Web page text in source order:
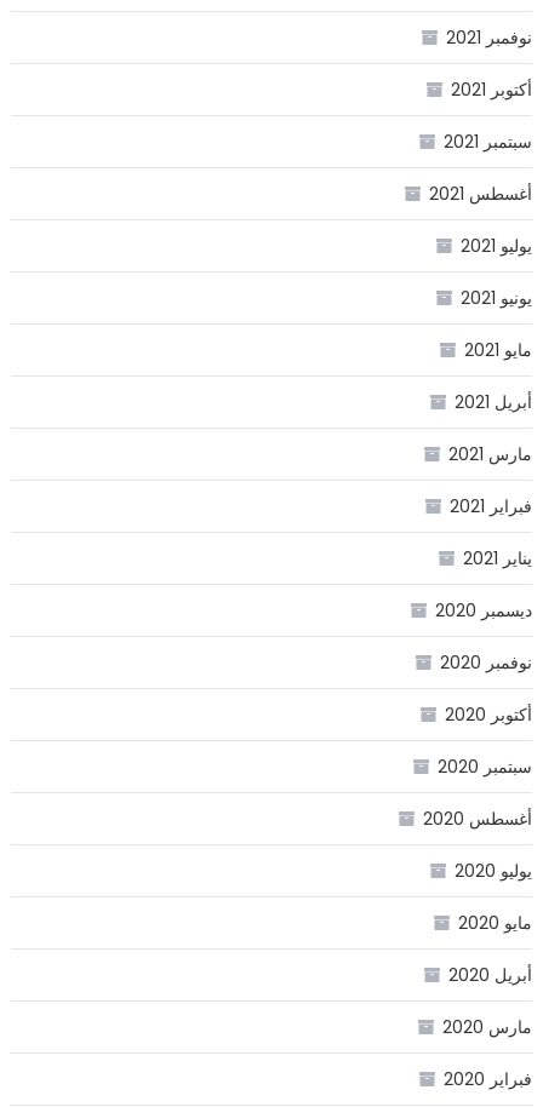
نوفمبر 2021
أكتوبر 2021
سبتمبر 2021
أغسطس 2021
يوليو 2021
يونيو 2021
مايو 2021
أبريل 2021
مارس 2021
فبراير 2021
يناير 2021
ديسمبر 2020
نوفمبر 2020
أكتوبر 2020
سبتمبر 2020
أغسطس 2020
يوليو 2020
مايو 2020
أبريل 2020
مارس 2020
فبراير 2020